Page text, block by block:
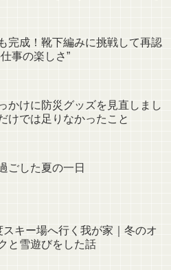
完成！靴下編みに挑戦して再認
事の楽しさ”
かけに防災グッズを見直しまし
けでは足りなかったこと
ごした夏の一日
スキー場へ行く我が家｜冬のオ
と雪遊びをした話